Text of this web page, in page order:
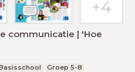
communicatie | 'Hoe
Groep 5-8